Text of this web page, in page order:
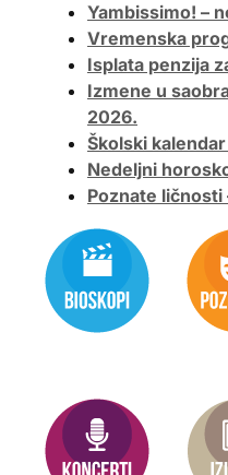
Yambissimo! –
Vremenska
Isplata penzija
Izmene u
2026.
Školski
Nedeljni
Poznate